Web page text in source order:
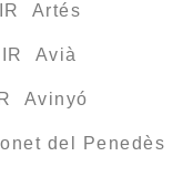
Artés
Avià
Avinyó
del Penedès